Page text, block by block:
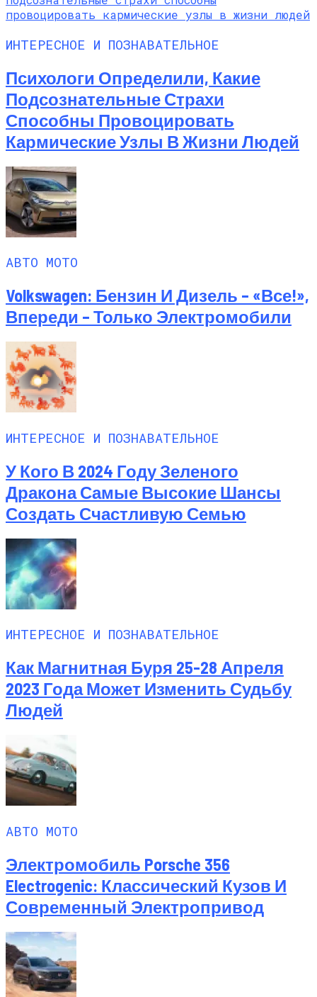
ИНТЕРЕСНОЕ И ПОЗНАВАТЕЛЬНОЕ
Психологи Определили, Какие
Подсознательные Страхи
Способны Провоцировать
Кармические Узлы В Жизни Людей
АВТО МОТО
Volkswagen: Бензин И Дизель – «все!»,
Впереди – Только Электромобили
ИНТЕРЕСНОЕ И ПОЗНАВАТЕЛЬНОЕ
У Кого В 2024 Году Зеленого
Дракона Самые Высокие Шансы
Создать Счастливую Семью
ИНТЕРЕСНОЕ И ПОЗНАВАТЕЛЬНОЕ
Как Магнитная Буря 25-28 Апреля
2023 Года Может Изменить Судьбу
Людей
АВТО МОТО
Электромобиль Porsche 356
Electrogenic: Классический Кузов И
Современный Электропривод